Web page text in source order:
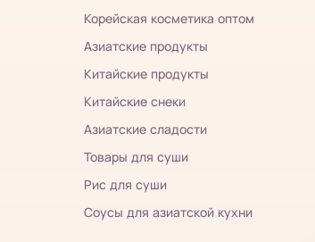
Корейская косметика оптом
Азиатские продукты
Китайские продукты
Китайские снеки
Азиатские сладости
Товары для суши
Рис для суши
Соусы для азиатской кухни